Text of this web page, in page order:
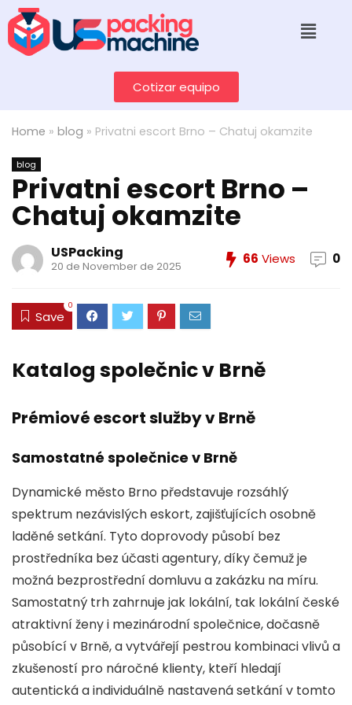
Cotizar equipo
Home » blog » Privatni escort Brno – Chatuj okamzite
blog
Privatni escort Brno –
Chatuj okamzite
USPacking
20 de November de 2025 66 Views 0
Save
0
Katalog společnic v Brně
Prémiové escort služby v Brně
Samostatné společnice v Brně
Dynamické město Brno představuje rozsáhlý
spektrum nezávislých eskort, zajišťujících osobně
laděné setkání. Tyto doprovody působí bez
prostředníka bez účasti agentury, díky čemuž je
možná bezprostřední domluvu a zakázku na míru.
Samostatný trh zahrnuje jak lokální, tak lokální české
atraktivní ženy i mezinárodní společnice, dočasně
působící v Brně, a vytvářejí pestrou kombinaci vlivů a
zkušeností pro náročné klienty, kteří hledají
autentická a individuálně nastavená setkání v tomto